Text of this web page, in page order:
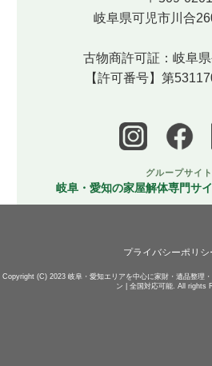
岐阜県可児市川合
古物商許可証：岐阜
【許可番号】第
グループサイト
岐阜・愛知の家屋解体専門サ
プライバシーポリシ
Copyright (C) 2023 岐阜・愛知エリアを中心に家財・遺品整理
ン | 全国対応可能. All rights